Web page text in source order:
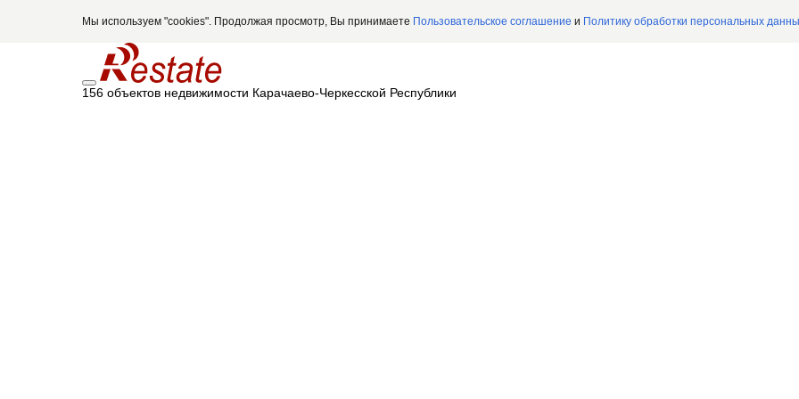
Мы используем "cookies". Продолжая просмотр, Вы принимаете Пользовательское соглашение и Политику обработки персональных
156 объектов недвижимости Карачаево-Черкесской Республики